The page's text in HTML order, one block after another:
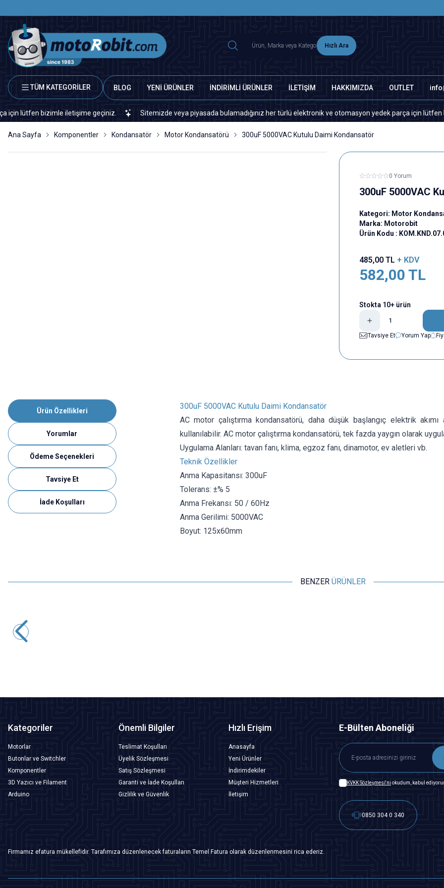
Hızlı Ara
TÜM KATEGORİLER BLOG YENİ ÜRÜNLER İNDİRİMLİ ÜRÜNLER İLETİŞİM HAKKIMIZDA OUTLET
bizimle iletişime geçiniz. Sitemizde veya piyasada bulamadığınız her türlü elektronik ve otomasyon yedek parça için lütfen
Ana Sayfa Komponentler Kondansatör Motor Kondansatörü 300uF 5000VAC Kutulu Daimi Kondansatör
0 Yorum
300uF 5000VAC
Kategori: Motor
Marka: Motorobit
Ürün Kodu :
485,00TL + KDV
582,00 TL
Stokta 10+ ürün
Tavsiye Et
Yorum Yap
Ürün Özellikleri
Yorumlar
Ödeme Seçenekleri
Tavsiye Et
İade Koşulları
300uF 5000VAC Kutulu Daimi Kondansatör
AC motor çalıştırma kondansatörü, daha düşük başlangıç elektrik
kullanılabilir. AC motor çalıştırma kondansatörü, tek fazda yaygın olarak
Uygulama Alanları: tavan fanı, klima, egzoz fanı, dinamotor, ev aletleri vb.
Teknik Özellikler
Anma Kapasitansı: 300uF
Tolerans: ±% 5
Anma Frekansı: 50 / 60Hz
Anma Gerilimi: 5000VAC
Boyut: 125x60mm
BENZER ÜRÜNLER
Kategoriler
Motorlar
Butonlar ve Switchler
Komponentler
3D Yazıcı ve Filament
Arduino
Önemli Bilgiler
Teslimat Koşulları
Üyelik Sözleşmesi
Satış Sözleşmesi
Garanti ve İade Koşulları
Gizlilik ve Güvenlik
Hızlı Erişim
Anasayfa
Yeni Ürünler
İndirimdekiler
Müşteri Hizmetleri
İletişim
E-Bülten Aboneliği
KVKK Sözleşmesi'ni okudum, kabul
0850 304 0 340
Firmamız efatura mükellefidir. Tarafımıza düzenlenecek faturaların Temel Fatura olarak düzenlenmesini rica ederiz.